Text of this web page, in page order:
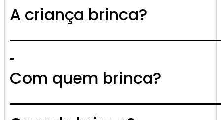
A criança brinca?
Com quem brinca?